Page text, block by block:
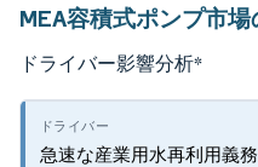
MEA容積式ポンプ市
ドライバー影響分析*
急速な産業用水再利用義務